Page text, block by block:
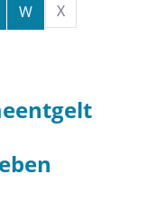
W
X